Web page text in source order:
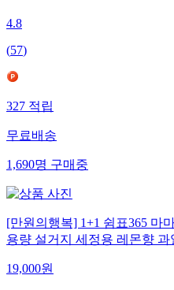
4.8
(57)
327 적립
무료배송
1,690명 구매중
[만원의행복] 1+1 쉼표365 마
용량 설거지 세정용 레몬향 과
19,000원